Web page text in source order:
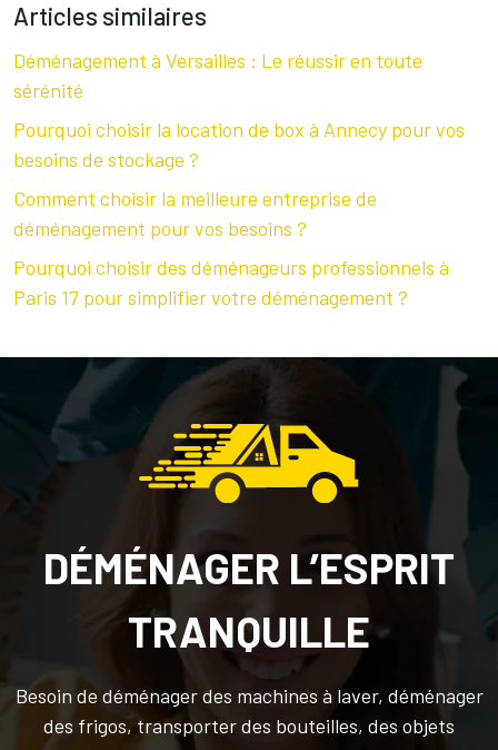
Articles similaires
Déménagement à Versailles : Le réussir en toute
sérénité
Pourquoi choisir la location de box à Annecy pour vos
besoins de stockage ?
Comment choisir la meilleure entreprise de
déménagement pour vos besoins ?
Pourquoi choisir des déménageurs professionnels à
Paris 17 pour simplifier votre déménagement ?
DÉMÉNAGER L’ESPRIT
TRANQUILLE
Besoin de déménager des machines à laver, déménager
des frigos, transporter des bouteilles, des objets